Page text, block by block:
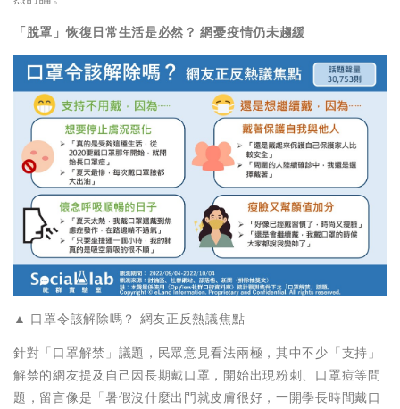
「脫罩」恢復日常生活是必然？ 網憂疫情仍未趨緩
▲ 口罩令該解除嗎？ 網友正反熱議焦點
針對「口罩解禁」議題，民眾意見看法兩極，其中不少「支持」
解禁的網友提及自己因長期戴口罩，開始出現粉刺、口罩痘等問
題，留言像是「暑假沒什麼出門就皮膚很好，一開學長時間戴口